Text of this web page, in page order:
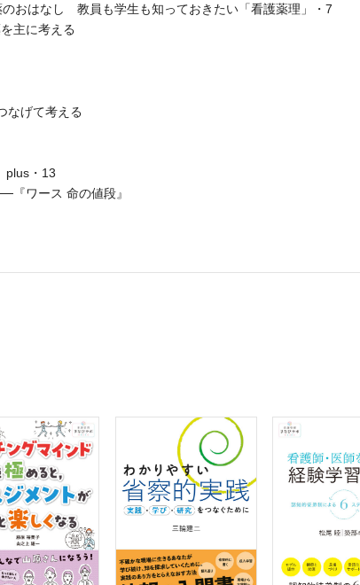
おはなし 教員も学生も知っておきたい「看護薬理」・7
主に考える
なげて考える
plus・13
『ワース 命の値段』